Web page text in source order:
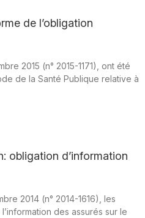
de l’obligation
2015 (n° 2015-1171), ont été
de la Santé Publique relative à
obligation d’information
2014 (n° 2014-1616), les
des assurés sur le